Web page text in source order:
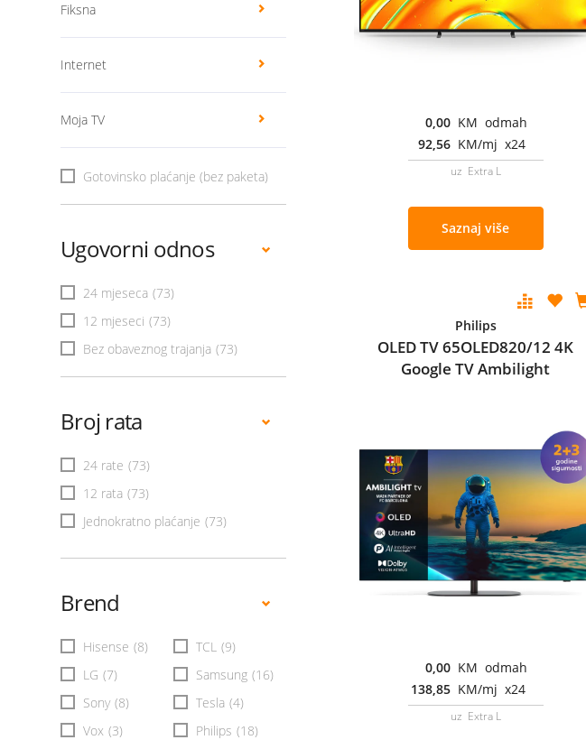
Fiksna
Internet
Moja TV
Gotovinsko plaćanje (bez paketa)
Ugovorni odnos
24 mjeseca (73)
12 mjeseci (73)
Bez obaveznog trajanja (73)
Broj rata
24 rate (73)
12 rata (73)
Jednokratno plaćanje (73)
Brend
Hisense (8) TCL (9)
LG (7) Samsung (16)
Sony (8) Tesla (4)
Vox (3) Philips (18)
0,00 KM odmah
92,56 KM/mj x24
uz Extra L
Saznaj više
Philips
OLED TV 65OLED820/12 4K
Google TV Ambilight
0,00 KM odmah
138,85 KM/mj x24
uz Extra L